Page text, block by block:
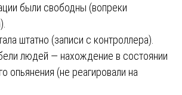
были свободны (вопреки
штатно (записи с контроллера).
людей — нахождение в состоянии
опьянения (не реагировали на